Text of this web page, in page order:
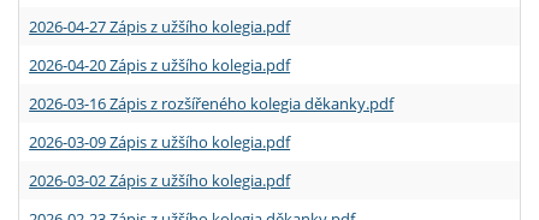
2026-04-27 Zápis z užšího kolegia.pdf
2026-04-20 Zápis z užšího kolegia.pdf
2026-03-16 Zápis z rozšířeného kolegia děkanky.pdf
2026-03-09 Zápis z užšího kolegia.pdf
2026-03-02 Zápis z užšího kolegia.pdf